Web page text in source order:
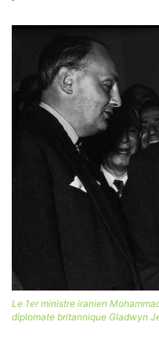
Le 1er ministre iranien
diplomate britannique Gladwyn